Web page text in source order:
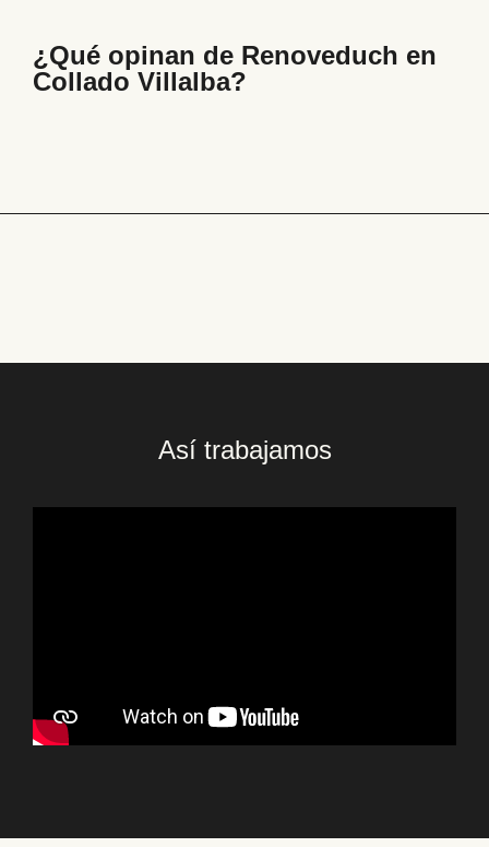
¿Qué opinan de Renoveduch en
Collado Villalba?
Así trabajamos